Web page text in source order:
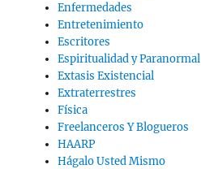
Enfermedades
Entretenimiento
Escritores
Espiritualidad y Paranormal
Extasis Existencial
Extraterrestres
Física
Freelanceros Y Blogueros
HAARP
Hágalo Usted Mismo